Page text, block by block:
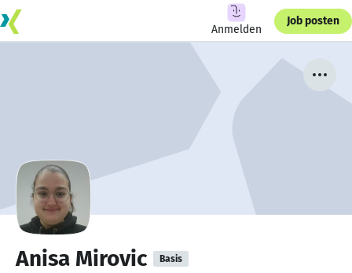
Anmelden
Job posten
Anisa Mirovic Basis